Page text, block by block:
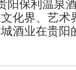
阳保利温泉
化界、艺术
酒业在贵阳